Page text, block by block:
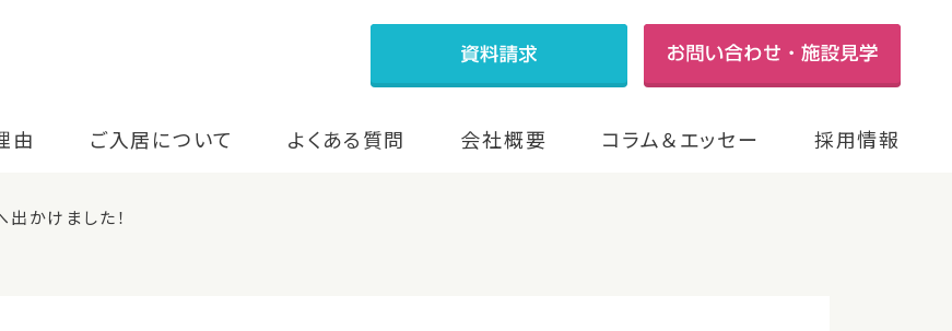
由 ご入居について よくある質問 会社概要 コラム＆エッセー 採用情報
出かけました！